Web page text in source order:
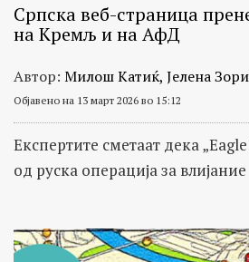
Српска веб-страница
на Кремљ и на АфД
Автор: Милош Катиќ, Јелена
Објавено на 13 март 2026 во 15:12
Експертите сметаат дека
од руска операција за влијание